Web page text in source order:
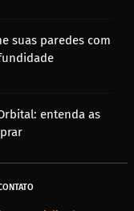
suas paredes com
entenda as